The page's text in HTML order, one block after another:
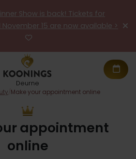
Show is back! Tickets for
15 are now available >
Deurne
Make your appointment online
appointment
online